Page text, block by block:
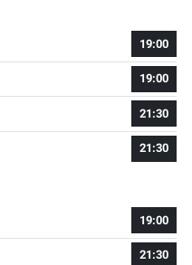
19:00
19:00
21:30
21:30
19:00
21:30